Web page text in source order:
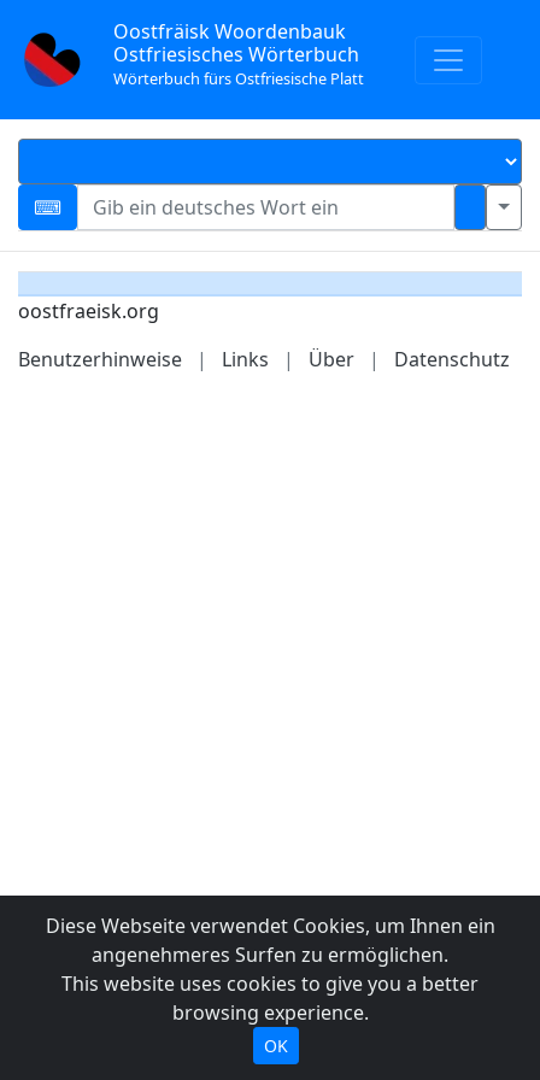
Oostfräisk Woordenbauk
Ostfriesisches Wörterbuch
Wörterbuch fürs Ostfriesische Platt
oostfraeisk.org
Benutzerhinweise
| Links | Über | Datenschutz
Diese Webseite verwendet Cookies, um Ihnen ein
angenehmeres Surfen zu ermöglichen.
This website uses cookies to give you a better
browsing experience.
OK